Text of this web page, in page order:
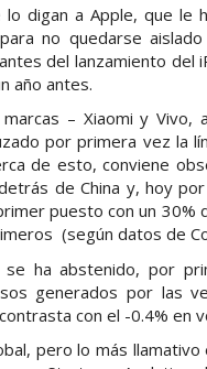
lo digan a Apple, que
no quedarse
del lanzamiento del
año antes.
– Xiaomi y Vivo,
por primera vez la
de esto, conviene
de China y, hoy
puesto con un 30%
(según datos de
ha abstenido, por
generados por las
con el -0.4% en
pero lo más